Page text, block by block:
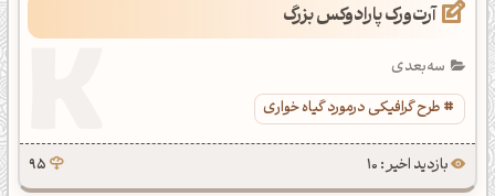
آرت‌ورک پارادوکس بزرگ
سه‌بعدی
طرح گرافیکی درمورد گیاه خواری
بازدید اخیر : 10 95